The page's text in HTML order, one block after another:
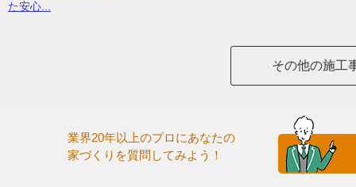
た安心...
その他の施工
業界20年以上のプロにあなたの
家づくりを質問してみよう！